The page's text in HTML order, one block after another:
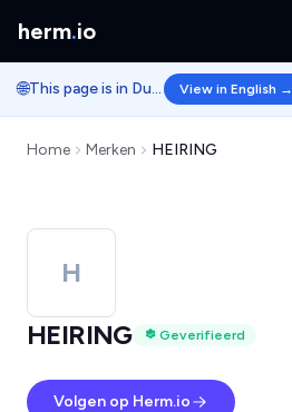
herm.io
🌐 This page is in Dutch. View in English →
Home Merken HEIRING
H
HEIRING
Geverifieerd
Volgen op Herm.io